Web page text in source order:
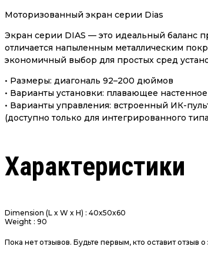
Моторизованный экран серии Dias
Экран серии DIAS — это идеальный баланс
отличается напыленным металлическим
экономичный выбор для простых сред
• Размеры: диагональ 92–200 дюймов
• Варианты установки: плавающее
• Варианты управления: встроенный ИК-
(доступно только для интегрированного
Характеристики
Dimension (L x W x H) : 40x50x60
Weight : 90
Пока нет отзывов. Будьте первым, кто оставит отзыв о